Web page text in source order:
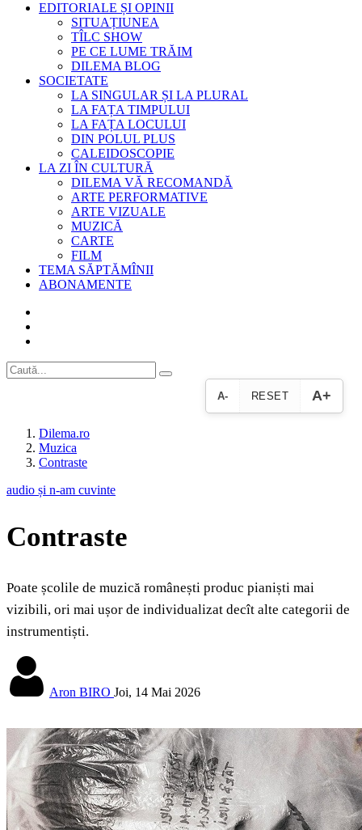
EDITORIALE ȘI OPINII
SITUAȚIUNEA
TÎLC SHOW
PE CE LUME TRĂIM
DILEMA BLOG
SOCIETATE
LA SINGULAR ȘI LA PLURAL
LA FAȚA TIMPULUI
LA FAȚA LOCULUI
DIN POLUL PLUS
CALEIDOSCOPIE
LA ZI ÎN CULTURĂ
DILEMA VĂ RECOMANDĂ
ARTE PERFORMATIVE
ARTE VIZUALE
MUZICĂ
CARTE
FILM
TEMA SĂPTĂMÎNII
ABONAMENTE
A- RESET A+
Dilema.ro
Muzica
Contraste
audio și n-am cuvinte
Contraste
Poate școlile de muzică românești produc pianiști mai
vizibili, ori mai ușor de individualizat decît alte categorii de
instrumentiști.
Aron BIRO Joi, 14 Mai 2026